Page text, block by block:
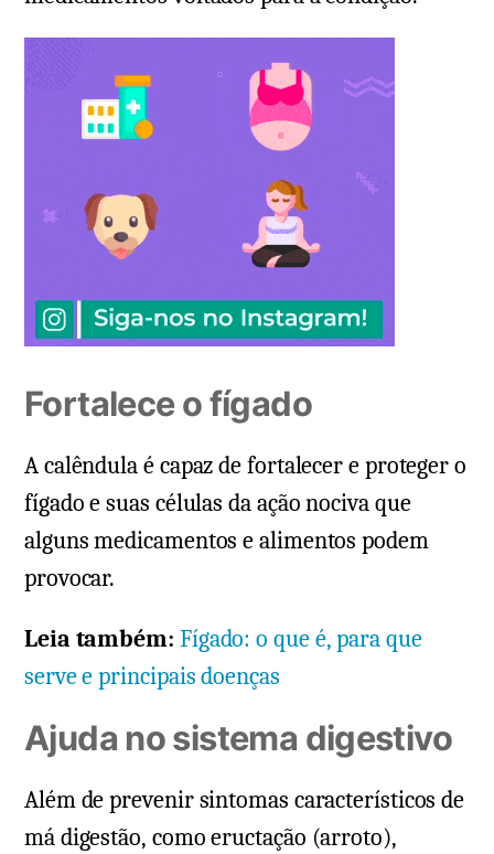
Fortalece o fígado
A calêndula é capaz de fortalecer e proteger o
fígado e suas células da ação nociva que
alguns medicamentos e alimentos podem
provocar.
Leia também: Fígado: o que é, para que
serve e principais doenças
Ajuda no sistema digestivo
Além de prevenir sintomas característicos de
má digestão, como eructação (arroto),